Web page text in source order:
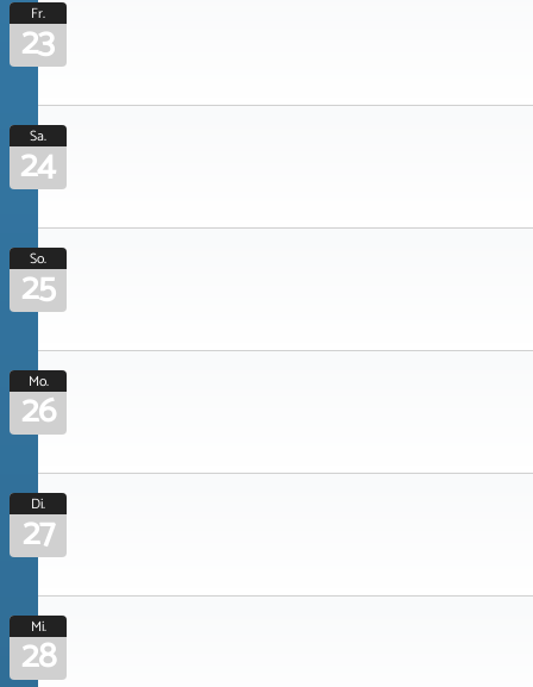
Fr.
23
Sa.
24
So.
25
Mo.
26
Di.
27
Mi.
28